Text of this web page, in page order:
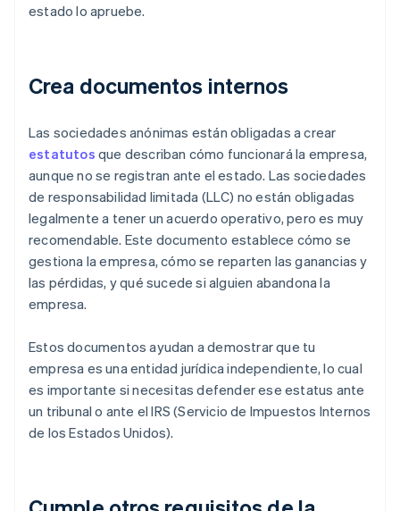
estado lo apruebe.
Crea documentos internos
Las sociedades anónimas están obligadas a crear
estatutos que describan cómo funcionará la empresa,
aunque no se registran ante el estado. Las sociedades
de responsabilidad limitada (LLC) no están obligadas
legalmente a tener un acuerdo operativo, pero es muy
recomendable. Este documento establece cómo se
gestiona la empresa, cómo se reparten las ganancias y
las pérdidas, y qué sucede si alguien abandona la
empresa.
Estos documentos ayudan a demostrar que tu
empresa es una entidad jurídica independiente, lo cual
es importante si necesitas defender ese estatus ante
un tribunal o ante el IRS (Servicio de Impuestos Internos
de los Estados Unidos).